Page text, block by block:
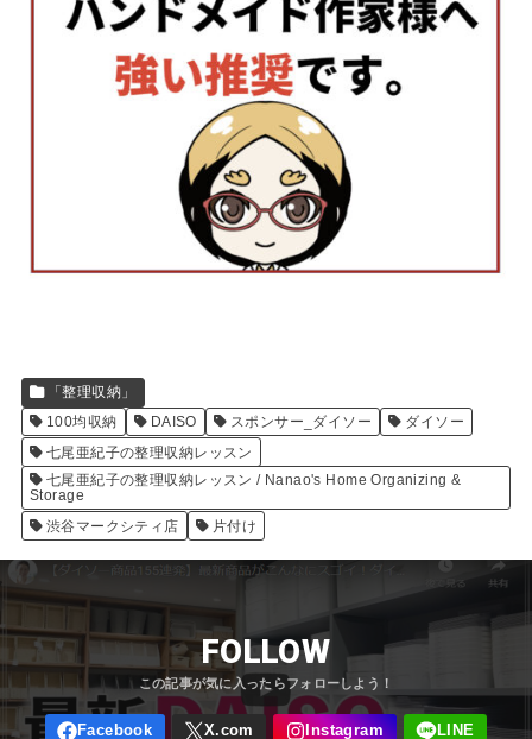
「整理収納」
100均収納
DAISO スポンサー_ダイソー
ダイソー
七尾亜紀子の整理収納レッスン
七尾亜紀子の整理収納レッスン / Nanao's Home Organizing &
Storage
渋谷マークシティ店
片付け
FOLLOW